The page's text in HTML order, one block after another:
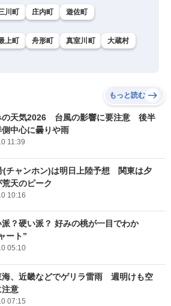
川町 庄内町 遊佐町
上町 舟形町 真室川町
大蔵村
もっと読む
の天気2026 台風の影響に要注意 後半
側中心に曇りや雨
11:39
(チャンホン)は明日上陸予想 関東は夕
天のピーク
10:16
？硬い派？ 好みの桃が一目でわか
ート”
05:10
海、近畿などでゲリラ雷雨 週明けも空
注意
07:15